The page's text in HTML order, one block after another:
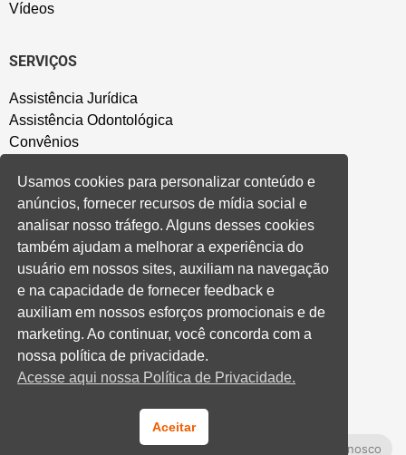
Vídeos
SERVIÇOS
Assistência Jurídica
Assistência Odontológica
Convênios
Salão de Festa
Política de Privacidade
CONVENÇÃO COLETIVA E ACORDOS
Convenções Coletivas
Banco do Brasil
Caixa Econômica Federal
Banrisul
Privados
Cooperativas e Financeiras
Fale Conosco
Usamos cookies para personalizar conteúdo e
anúncios, fornecer recursos de mídia social e
analisar nosso tráfego. Alguns desses cookies
também ajudam a melhorar a experiência do
usuário em nossos sites, auxiliam na navegação
e na capacidade de fornecer feedback e
auxiliam em nossos esforços promocionais e de
marketing. Ao continuar, você concorda com a
nossa política de privacidade.
Acesse aqui nossa Política de Privacidade.
Aceitar